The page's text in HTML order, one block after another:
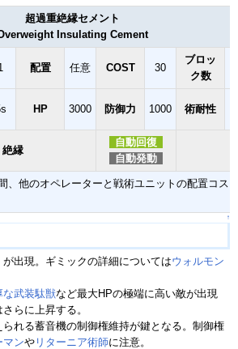
超過重絶縁セメント
Insulating Cement
配置 任意 COST 30
ブロッ
ク数
HP 3000 防御力 1000 術耐性
絶縁
自動回復
自動発動
、他のオペレーターと戦術ユニットの配置コス
↑
出現。ギミックの詳細についてはウォルモン
な武装駄獣など最大HPの極端に高い敵が出現
らに上昇する。
れる蓄音機の制御権維持が鍵となる。制御権
マンや リターニア術師に注意。